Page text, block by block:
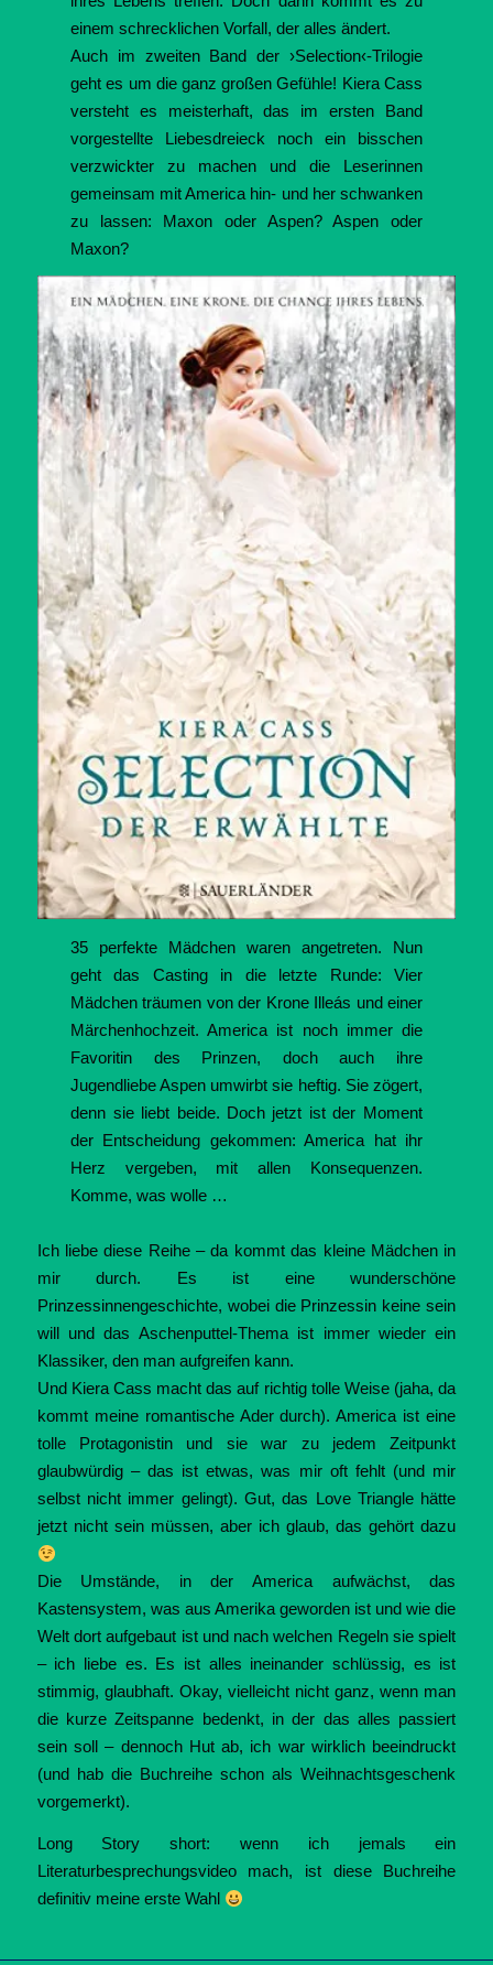
einem schrecklichen Vorfall, der alles ändert.
Auch im zweiten Band der ›Selection‹-Trilogie
geht es um die ganz großen Gefühle! Kiera Cass
versteht es meisterhaft, das im ersten Band
vorgestellte Liebesdreieck noch ein bisschen
verzwickter zu machen und die Leserinnen
gemeinsam mit America hin- und her schwanken
zu lassen: Maxon oder Aspen? Aspen oder
Maxon?
35 perfekte Mädchen waren angetreten. Nun
geht das Casting in die letzte Runde: Vier
Mädchen träumen von der Krone Illeás und einer
Märchenhochzeit. America ist noch immer die
Favoritin des Prinzen, doch auch ihre
Jugendliebe Aspen umwirbt sie heftig. Sie zögert,
denn sie liebt beide. Doch jetzt ist der Moment
der Entscheidung gekommen: America hat ihr
Herz vergeben, mit allen Konsequenzen.
Komme, was wolle …
Ich liebe diese Reihe – da kommt das kleine Mädchen in
mir durch. Es ist eine wunderschöne
Prinzessinnengeschichte, wobei die Prinzessin keine sein
will und das Aschenputtel-Thema ist immer wieder ein
Klassiker, den man aufgreifen kann.
Und Kiera Cass macht das auf richtig tolle Weise (jaha, da
kommt meine romantische Ader durch). America ist eine
tolle Protagonistin und sie war zu jedem Zeitpunkt
glaubwürdig – das ist etwas, was mir oft fehlt (und mir
selbst nicht immer gelingt). Gut, das Love Triangle hätte
jetzt nicht sein müssen, aber ich glaub, das gehört dazu
Die Umstände, in der America aufwächst, das
Kastensystem, was aus Amerika geworden ist und wie die
Welt dort aufgebaut ist und nach welchen Regeln sie spielt
– ich liebe es. Es ist alles ineinander schlüssig, es ist
stimmig, glaubhaft. Okay, vielleicht nicht ganz, wenn man
die kurze Zeitspanne bedenkt, in der das alles passiert
sein soll – dennoch Hut ab, ich war wirklich beeindruckt
(und hab die Buchreihe schon als Weihnachtsgeschenk
vorgemerkt).
Long Story short: wenn ich jemals ein
Literaturbesprechungsvideo mach, ist diese Buchreihe
definitiv meine erste Wahl